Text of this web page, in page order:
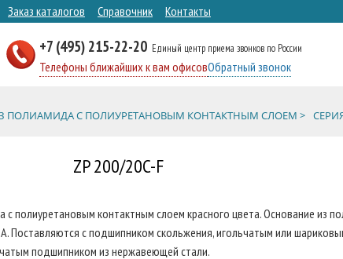
Заказ каталогов Справочник Контакты
+7 (495) 215-22-20 Единый центр приема звонков по России
Телефоны ближайших к вам офисовОбратный звонок
ПОЛИАМИДА С ПОЛИУРЕТАНОВЫМ КОНТАКТНЫМ СЛОЕМ >
ZP 200/20C-F
с полиуретановым контактным слоем красного цвета. Основание из
Поставляются с подшипником скольжения, игольчатым или
подшипником из нержавеющей стали.